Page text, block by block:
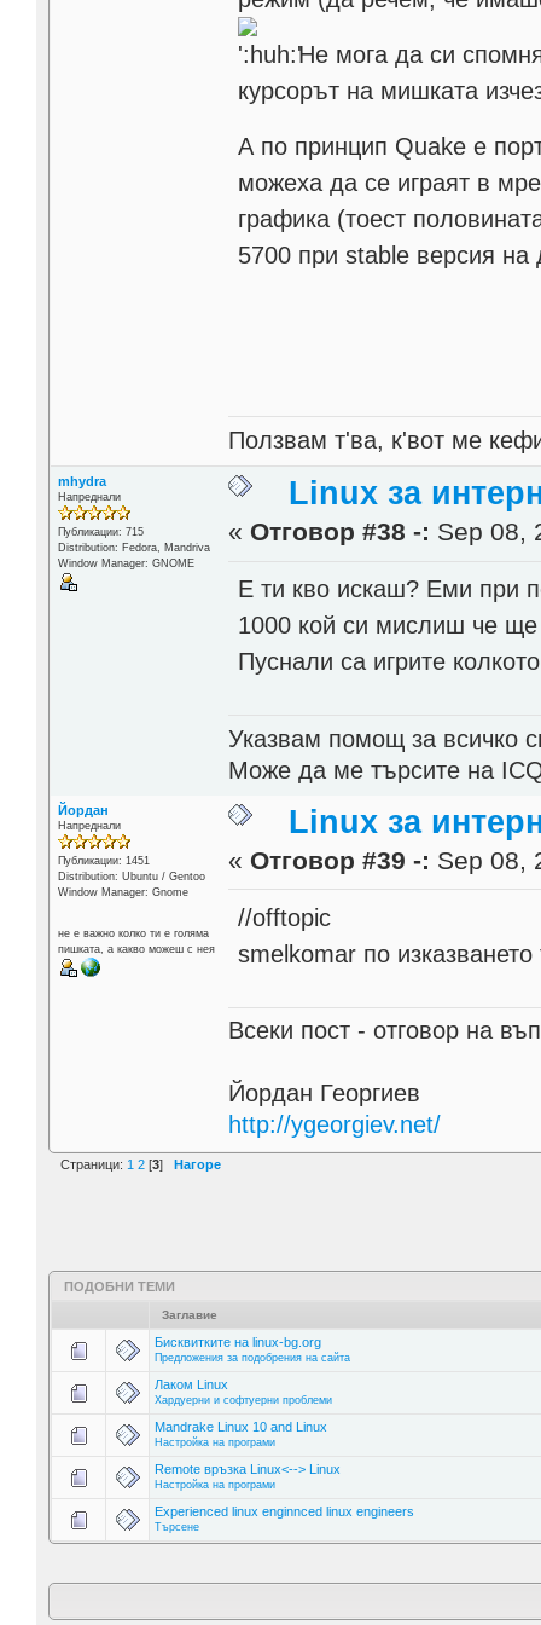
Не мога да си
курсорът на мишката
А по принцип Quake е
можеха да се играят в
графика (тоест
5700 при stable версия на
Ползвам т'ва, к'вот ме
mhydra
Напреднали
Публикации: 715
Distribution: Fedora, Mandriva
Window Manager: GNOME
Linux за
« Отговор #38 -: Sep 08,
Е ти кво искаш? Еми при
1000 кой си мислиш че ще
Пуснали са игрите
Указвам помощ за всичко
Може да ме търсите на
Йордан
Напреднали
Публикации: 1451
Distribution: Ubuntu / Gentoo
Window Manager: Gnome
не е важно колко ти е голяма
пишката, а какво можеш с нея
Linux за
« Отговор #39 -: Sep 08,
//offtopic
smelkomar по
Всеки пост - отговор на
Йордан Георгиев
http://ygeorgiev.net/
Страници: 1 2 [3] Нагоре
ПОДОБНИ ТЕМИ
Заглавие
Бисквитките на linux-bg.org
Предложения за подобрения на сайта
Лаком Linux
Хардуерни и софтуерни проблеми
Mandrake Linux 10 and Linux
Настройка на програми
Remote връзка Linux<--> Linux
Настройка на програми
Experienced linux enginnced linux engineers
Търсене